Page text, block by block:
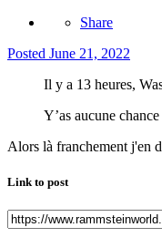
Share
Posted June 21, 2022
Il y a 13 heures,
Y’as aucune
Alors là franchement j'en
Link to post